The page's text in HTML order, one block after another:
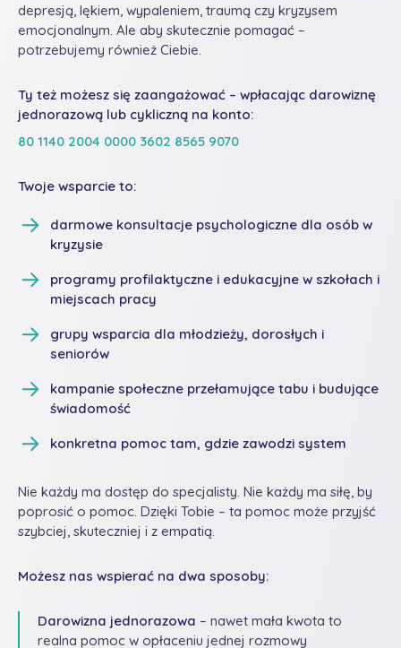
depresją, lękiem, wypaleniem, traumą czy kryzysem
emocjonalnym. Ale aby skutecznie pomagać –
potrzebujemy również Ciebie.
Ty też możesz się zaangażować – wpłacając darowiznę
jednorazową lub cykliczną na konto:
80 1140 2004 0000 3602 8565 9070
Twoje wsparcie to:
darmowe konsultacje psychologiczne dla osób w
kryzysie
programy profilaktyczne i edukacyjne w szkołach i
miejscach pracy
grupy wsparcia dla młodzieży, dorosłych i
seniorów
kampanie społeczne przełamujące tabu i budujące
świadomość
konkretna pomoc tam, gdzie zawodzi system
Nie każdy ma dostęp do specjalisty. Nie każdy ma siłę, by
poprosić o pomoc. Dzięki Tobie – ta pomoc może przyjść
szybciej, skuteczniej i z empatią.
Możesz nas wspierać na dwa sposoby:
Darowizna jednorazowa – nawet mała kwota to
realna pomoc w opłaceniu jednej rozmowy